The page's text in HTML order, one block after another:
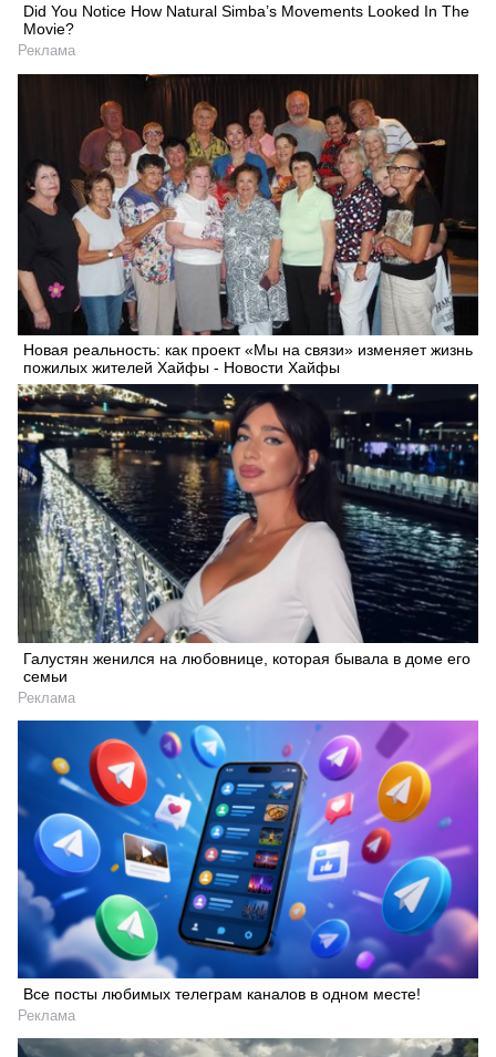
Did You Notice How Natural Simba’s Movements Looked In The
Movie?
Реклама
Новая реальность: как проект «Мы на связи» изменяет жизнь
пожилых жителей Хайфы - Новости Хайфы
Галустян женился на любовнице, которая бывала в доме его
семьи
Реклама
Все посты любимых телеграм каналов в одном месте!
Реклама